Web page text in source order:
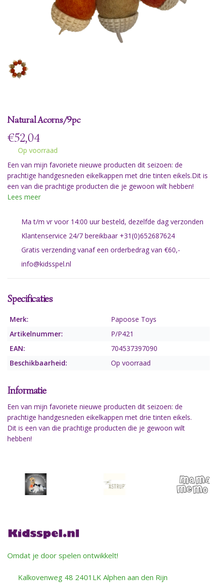
Natural Acorns/9pc
€52,04
Op voorraad
Een van mijn favoriete nieuwe producten dit seizoen: de
prachtige handgesneden eikelkappen met drie tinten eikels.Dit is
een van die prachtige producten die je gewoon wilt hebben!
Lees meer
Ma t/m vr voor 14:00 uur besteld, dezelfde dag verzonden
Klantenservice 24/7 bereikbaar +31(0)652687624
Gratis verzending vanaf een orderbedrag van €60,-
info@kidsspel.nl
Specificaties
Merk:
Papoose Toys
Artikelnummer:
P/P421
EAN:
704537397090
Beschikbaarheid:
Op voorraad
Informatie
Een van mijn favoriete nieuwe producten dit seizoen: de
prachtige handgesneden eikelkappen met drie tinten eikels.
Dit is een van die prachtige producten die je gewoon wilt
hebben!
Omdat je door spelen ontwikkelt!
Kalkovenweg 48 2401LK Alphen aan den Rijn